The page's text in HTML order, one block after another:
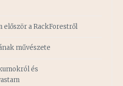
először a RackForestről
művészete
és